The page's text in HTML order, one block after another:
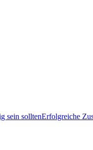
sein solltenErfolgreiche